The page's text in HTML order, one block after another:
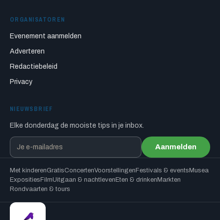
ORGANISATOREN
Evenement aanmelden
Adverteren
Redactiebeleid
Privacy
NIEUWSBRIEF
Elke donderdag de mooiste tips in je inbox.
Aanmelden
Met kinderenGratisConcertenVoorstellingen Festivals & events Musea
Exposities FilmUitgaan & nachtleven Eten & drinken Markten
Rondvaarten & tours